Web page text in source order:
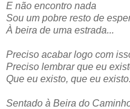
E não encontro nada
Sou um pobre resto de
À beira de uma estrada...
Preciso acabar logo com
Preciso lembrar que eu
Que eu existo, que eu
Sentado à Beira do